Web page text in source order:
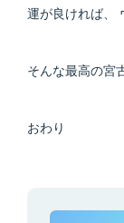
運が良ければ、
そんな最高の宮
おわり